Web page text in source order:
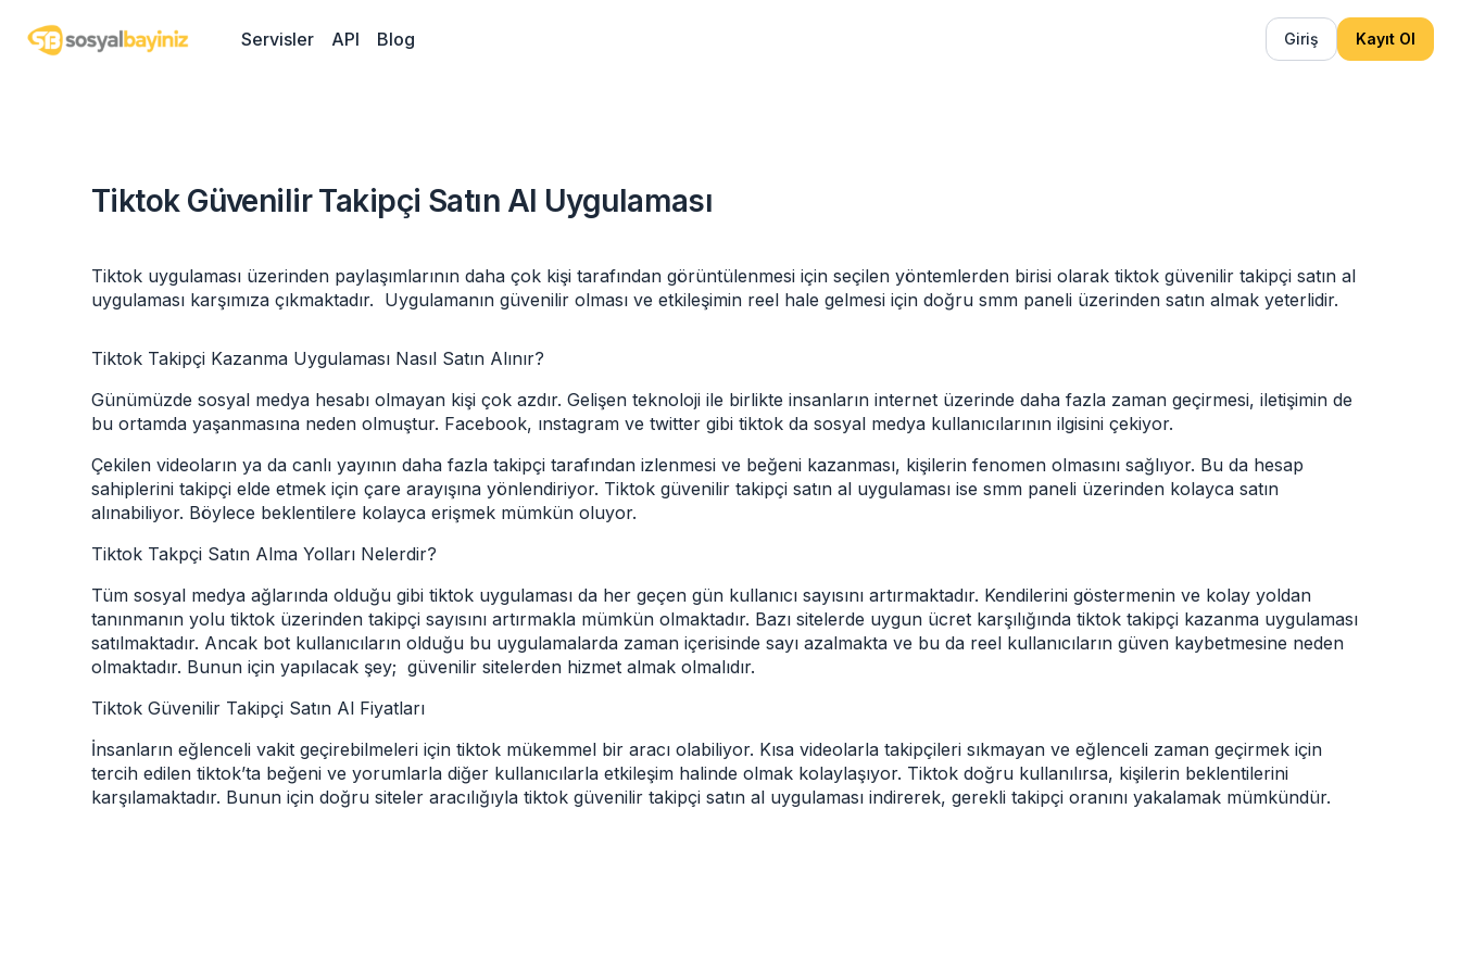
Servisler API Blog Giriş Kayıt Ol
Tiktok Güvenilir Takipçi Satın Al Uygulaması
Tiktok uygulaması üzerinden paylaşımlarının daha çok kişi tarafından görüntülenmesi için seçilen yöntemlerden birisi olarak tiktok güvenilir takipçi satın al
uygulaması karşımıza çıkmaktadır. Uygulamanın güvenilir olması ve etkileşimin reel hale gelmesi için doğru smm paneli üzerinden satın almak yeterlidir.
Tiktok Takipçi Kazanma Uygulaması Nasıl Satın Alınır?
Günümüzde sosyal medya hesabı olmayan kişi çok azdır. Gelişen teknoloji ile birlikte insanların internet üzerinde daha fazla zaman geçirmesi, iletişimin de
bu ortamda yaşanmasına neden olmuştur. Facebook, ınstagram ve twitter gibi tiktok da sosyal medya kullanıcılarının ilgisini çekiyor.
Çekilen videoların ya da canlı yayının daha fazla takipçi tarafından izlenmesi ve beğeni kazanması, kişilerin fenomen olmasını sağlıyor. Bu da hesap
sahiplerini takipçi elde etmek için çare arayışına yönlendiriyor. Tiktok güvenilir takipçi satın al uygulaması ise smm paneli üzerinden kolayca satın
alınabiliyor. Böylece beklentilere kolayca erişmek mümkün oluyor.
Tiktok Takpçi Satın Alma Yolları Nelerdir?
Tüm sosyal medya ağlarında olduğu gibi tiktok uygulaması da her geçen gün kullanıcı sayısını artırmaktadır. Kendilerini göstermenin ve kolay yoldan
tanınmanın yolu tiktok üzerinden takipçi sayısını artırmakla mümkün olmaktadır. Bazı sitelerde uygun ücret karşılığında tiktok takipçi kazanma uygulaması
satılmaktadır. Ancak bot kullanıcıların olduğu bu uygulamalarda zaman içerisinde sayı azalmakta ve bu da reel kullanıcıların güven kaybetmesine neden
olmaktadır. Bunun için yapılacak şey; güvenilir sitelerden hizmet almak olmalıdır.
Tiktok Güvenilir Takipçi Satın Al Fiyatları
İnsanların eğlenceli vakit geçirebilmeleri için tiktok mükemmel bir aracı olabiliyor. Kısa videolarla takipçileri sıkmayan ve eğlenceli zaman geçirmek için
tercih edilen tiktok’ta beğeni ve yorumlarla diğer kullanıcılarla etkileşim halinde olmak kolaylaşıyor. Tiktok doğru kullanılırsa, kişilerin beklentilerini
karşılamaktadır. Bunun için doğru siteler aracılığıyla tiktok güvenilir takipçi satın al uygulaması indirerek, gerekli takipçi oranını yakalamak mümkündür.